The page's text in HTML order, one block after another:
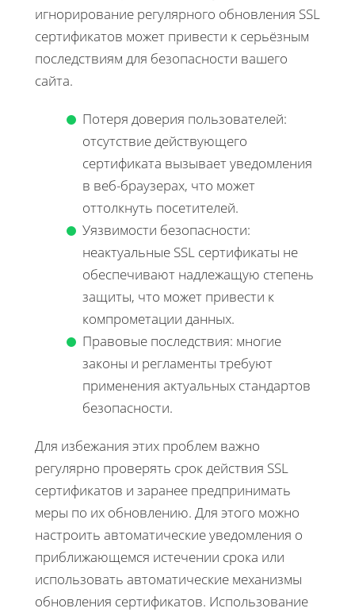
игнорирование регулярного обновления SSL
сертификатов может привести к серьёзным
последствиям для безопасности вашего
сайта.
Потеря доверия пользователей:
отсутствие действующего
сертификата вызывает уведомления
в веб-браузерах, что может
оттолкнуть посетителей.
Уязвимости безопасности:
неактуальные SSL сертификаты не
обеспечивают надлежащую степень
защиты, что может привести к
компрометации данных.
Правовые последствия: многие
законы и регламенты требуют
применения актуальных стандартов
безопасности.
Для избежания этих проблем важно
регулярно проверять срок действия SSL
сертификатов и заранее предпринимать
меры по их обновлению. Для этого можно
настроить автоматические уведомления о
приближающемся истечении срока или
использовать автоматические механизмы
обновления сертификатов. Использование